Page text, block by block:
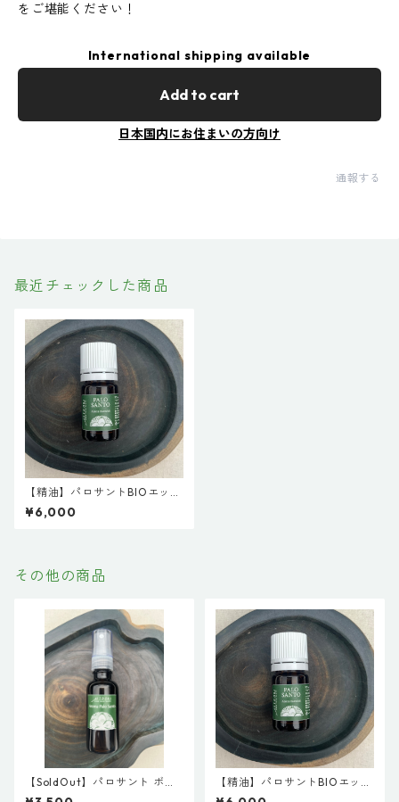
をご堪能ください！
International shipping available
Add to cart
日本国内にお住まいの方向け
通報する
最近チェックした商品
【精油】パロサントBIOエッセ
ンシャルオイル5ml
¥6,000
その他の商品
【SoldOut】パロサント ボデ
ィミスト
【精油】パロサントBIOエッセ
ンシャルオイル5ml